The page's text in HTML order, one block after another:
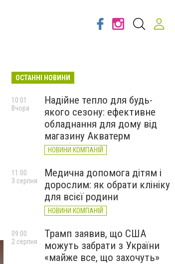
ОСТАННІ НОВИНИ
Надійне тепло для будь-
якого сезону: ефективне
обладнання для дому від
магазину Акватерм
НОВИНИ КОМПАНІЙ
10:01
Вчора
Медична допомога дітям і
дорослим: як обрати клініку
для всієї родини
НОВИНИ КОМПАНІЙ
11:00
3 серпня
Трамп заявив, що США
можуть забрати з України
«майже все, що захочуть»
09:00
2 серпня